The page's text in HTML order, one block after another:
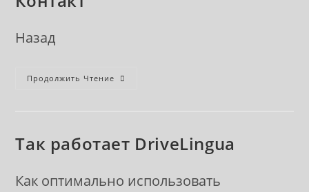
Назад
Продолжить Чтение Контакт
Так работает DriveLingua
Как оптимально использовать